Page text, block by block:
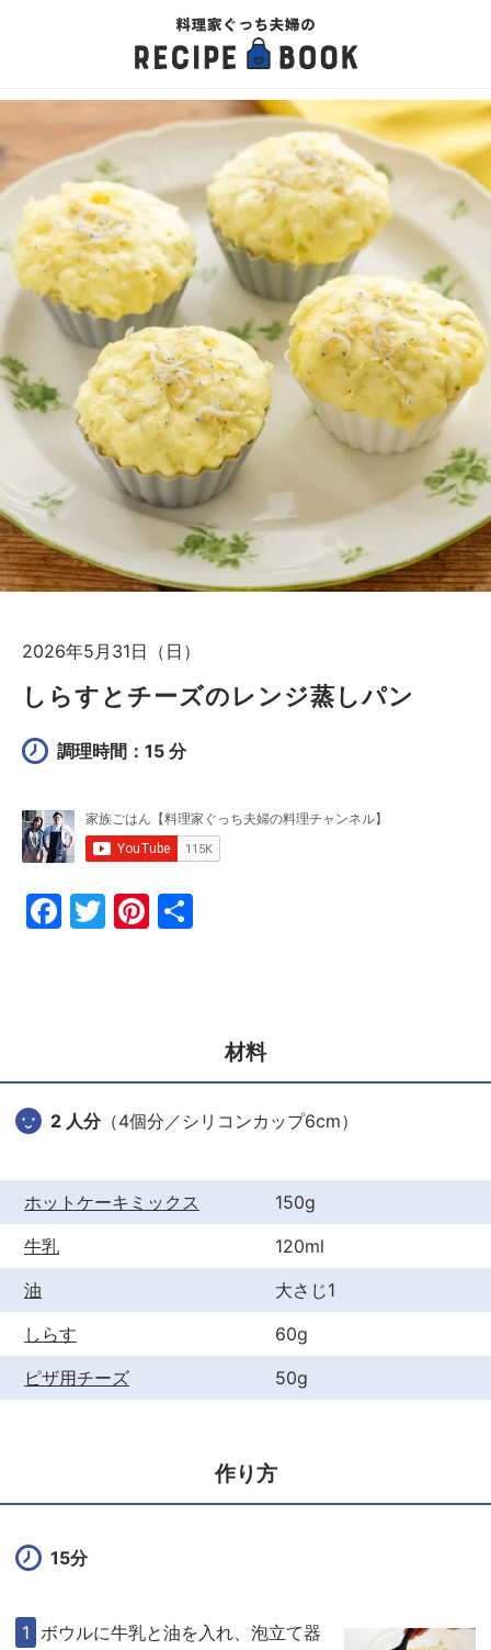
2026年5月31日（日）
しらすとチーズのレンジ蒸しパン
調理時間：15 分
F
o
o
T
Pi
材料
2 人分（4個分／シリコンカップ6cm）
ホットケーキミックス
150g
牛乳
120ml
油
大さじ1
しらす
60g
ピザ用チーズ
50g
作り方
15分
ボウルに牛乳と油を入れ、泡立て器